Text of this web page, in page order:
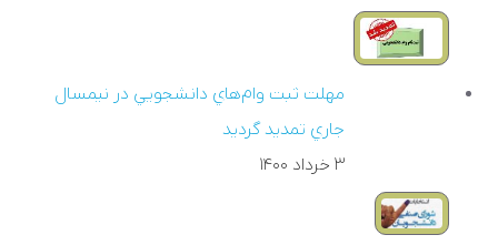
مهلت ثبت وام‌هاي دانشجويي در نيمسال
جاري تمديد گرديد
۳ خرداد ۱۴۰۰